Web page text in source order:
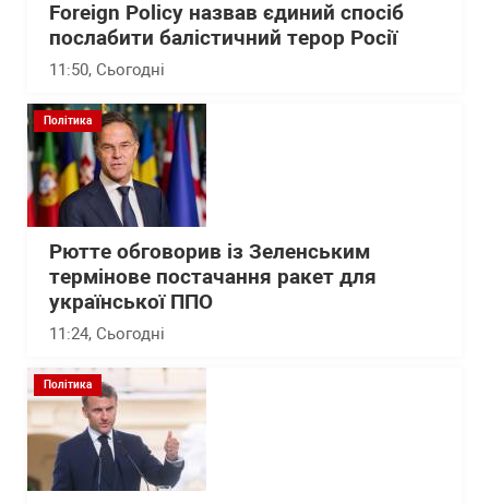
Foreign Policy назвав єдиний спосіб
послабити балістичний терор Росії
11:50, Сьогодні
Політика
Рютте обговорив із Зеленським
термінове постачання ракет для
української ППО
11:24, Сьогодні
Політика